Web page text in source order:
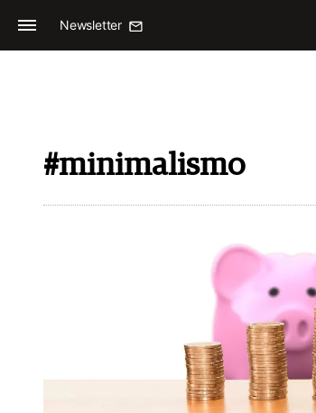
Newsletter
#minimalismo